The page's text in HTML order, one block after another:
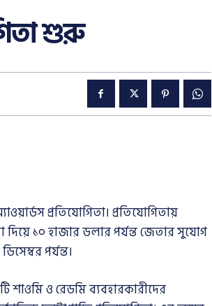
শুরু
প্রতিযোগিতা। প্রতিযোগিতায়
১০ হাজার ডলার পর্যন্ত জেতার সুযোগ
পর্যন্ত।
শাওমি ও রেডমি ব্যবহারকারীদের